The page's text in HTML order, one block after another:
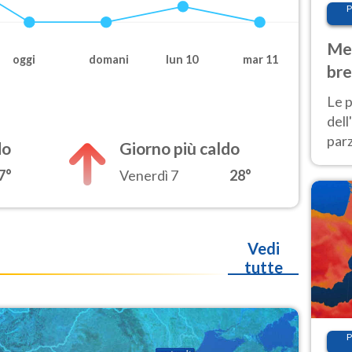
oggi domani lun 10 mar 11
Giorno più caldo
Venerdì 7 28°
Vedi
tutte
Le
40